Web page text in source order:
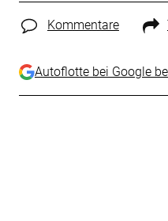
Kommentare
Autoflotte bei Google